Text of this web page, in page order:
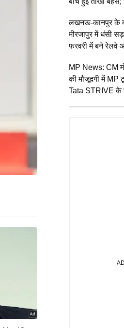
गई
देने
ENTERTAINMENT
Avatar का रिकॉर्ड तोड़ने निकली
Ramayana, 59 हजार स्क्रीन पर
का अनुभव रखते
क्यूरेशन और
मजबूत पकड़
में पहुंचाने के लिए
चेतावनी
लखनऊ-कानपुर के
मीरजापुर में धंसी
फरवरी में बने रेलवे
के आदेश
MP News: CM
की मौजूदगी में MP
Tata STRIVE के